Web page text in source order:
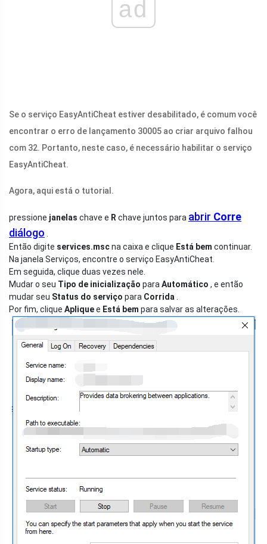
ad
Se o serviço EasyAntiCheat estiver desabilitado, é comum você
encontrar o erro de lançamento 30005 ao criar arquivo falhou
com 32. Portanto, neste caso, é necessário habilitar o serviço
EasyAntiCheat.
Agora, aqui está o tutorial.
pressione janelas chave e R chave juntos para abrir Corre
diálogo
Então digite services.mscna caixa e clique Está bem continuar.
Na janela Serviços, encontre o serviço EasyAntiCheat.
Em seguida, clique duas vezes nele.
Mudar o seu Tipo de inicialização para Automático , e então
mudar seu Status do serviço para Corrida
Por fim, clique Apliquee Está bem para salvar as alterações.